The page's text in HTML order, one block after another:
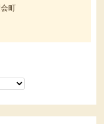
町